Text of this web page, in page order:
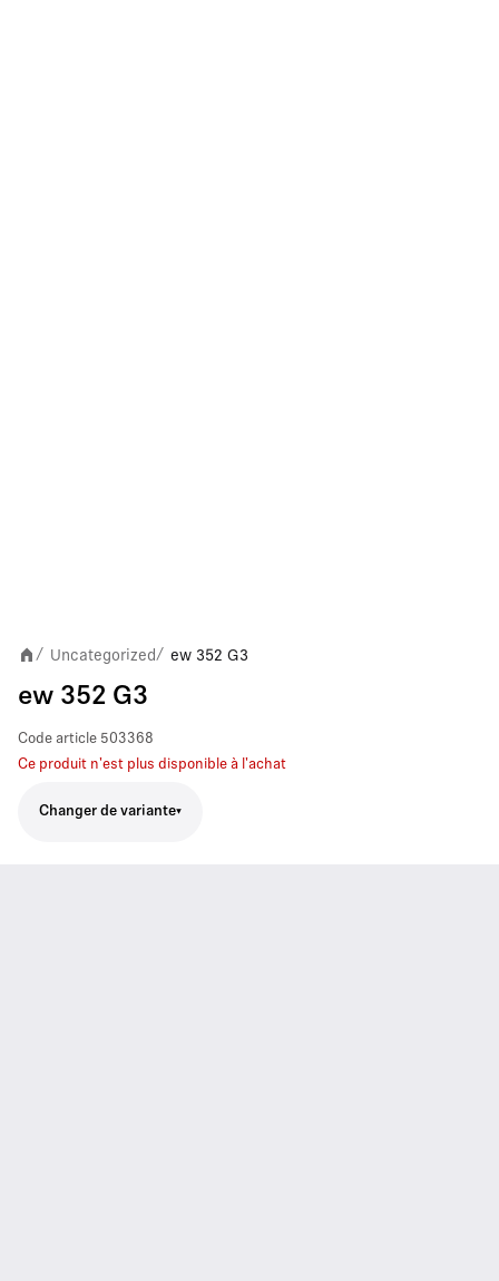
/ Uncategorized/ ew 352 G3
ew 352 G3
Code article 503368
Ce produit n'est plus disponible à l'achat
Changer de variante